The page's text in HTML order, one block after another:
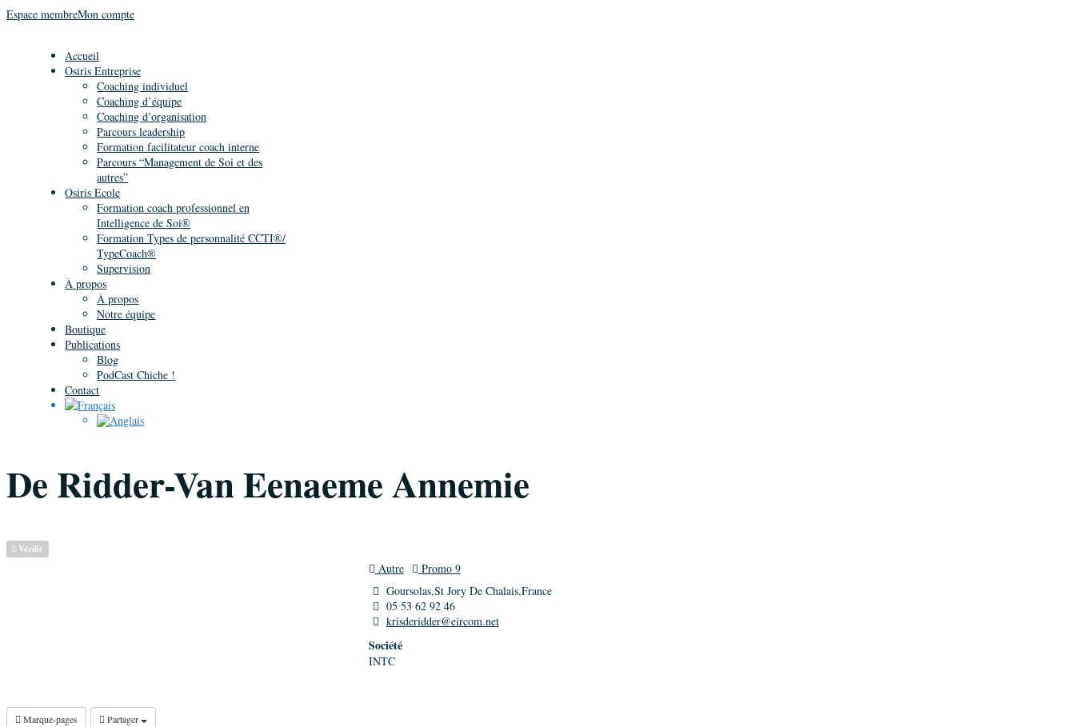
Espace membreMon compte
Accueil
Osiris Entreprise
Coaching individuel
Coaching d’équipe
Coaching d’organisation
Parcours leadership
Formation facilitateur coach interne
Parcours “Management de Soi et des
autres”
Osiris Ecole
Formation coach professionnel en
Intelligence de Soi®
Formation Types de personnalité CCTI®/
TypeCoach®
Supervision
À propos
À propos
Notre équipe
Boutique
Publications
Blog
PodCast Chiche !
Contact
De Ridder-Van Eenaeme Annemie
Vérifié
Autre
Promo 9
Goursolas,St Jory De Chalais,France
05 53 62 92 46
krisderidder@eircom.net
Société
INTC
Marque-pages Partager